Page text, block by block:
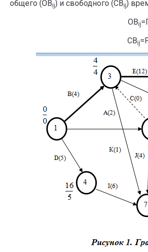
общего (OBij) и свободного (CBij)
OBij
CBij